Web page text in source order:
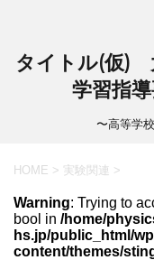
タイトル(仮)
学習指
〜高等学
HOME > 実験関連 >
Warning: Trying to
bool in /home/
hs.jp/public_html/
content/themes/